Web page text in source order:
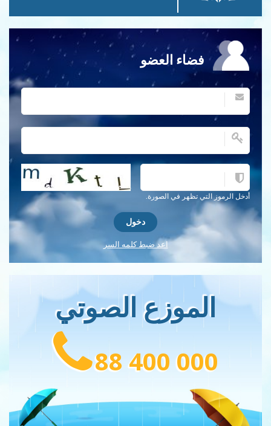
فضاء العضو
أدخل الرموز التي تظهر في الصورة.
احصل على كلمة التحقق جديدة!
اعد ضبط كلمه السر
الموزع الصوتي
88 400 000